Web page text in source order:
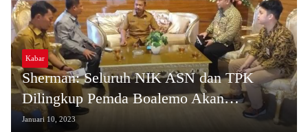
Kabar
Sherman: Seluruh NIK ASN dan TPK
Dilingkup Pemda Boalemo Akan
Terintegrasi Dengan NPWP
Januari 10, 2023